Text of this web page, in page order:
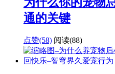
通的关键
点赞(58) 阅读(88)